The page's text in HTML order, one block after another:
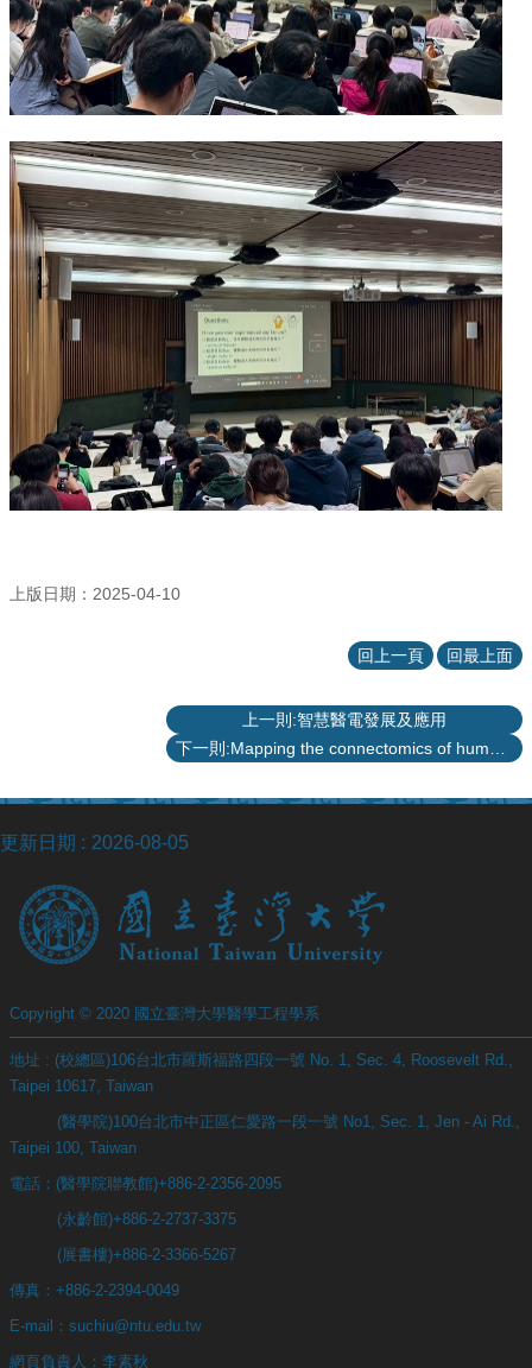
學
招
生
訊
醫
工
研
究
網
源
上版日期：2025-04-10
回上一頁 回最上面
上一則:智慧醫電發展及應用
更新日期 2026-08-05
Copyright © 2020 國立臺灣大學醫學工程學系
地址 : (校總區)106台北市羅斯福路四段一號 No. 1, Sec. 4, Roosevelt Rd.,
Taipei 10617, Taiwan
(醫學院)100台北市中正區仁愛路一段一號 No1, Sec. 1, Jen - Ai Rd.,
Taipei 100, Taiwan
電話：(醫學院聯教館)+886-2-2356-2095
(永齡館)+886-2-2737-3375
(展書樓)+886-2-3366-5267
傳真：+886-2-2394-0049
E-mail：suchiu@ntu.edu.tw
網頁負責人：李素秋